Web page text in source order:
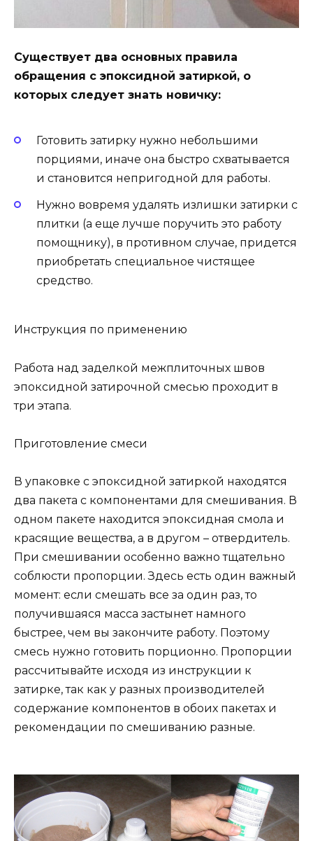
Существует два основных правила
обращения с эпоксидной затиркой, о
которых следует знать новичку:
Готовить затирку нужно небольшими
порциями, иначе она быстро схватывается
и становится непригодной для работы.
Нужно вовремя удалять излишки затирки с
плитки (а еще лучше поручить это работу
помощнику), в противном случае, придется
приобретать специальное чистящее
средство.
Инструкция по применению
Работа над заделкой межплиточных швов
эпоксидной затирочной смесью проходит в
три этапа.
Приготовление смеси
В упаковке с эпоксидной затиркой находятся
два пакета с компонентами для смешивания. В
одном пакете находится эпоксидная смола и
красящие вещества, а в другом – отвердитель.
При смешивании особенно важно тщательно
соблюсти пропорции. Здесь есть один важный
момент: если смешать все за один раз, то
получившаяся масса застынет намного
быстрее, чем вы закончите работу. Поэтому
смесь нужно готовить порционно. Пропорции
рассчитывайте исходя из инструкции к
затирке, так как у разных производителей
содержание компонентов в обоих пакетах и
рекомендации по смешиванию разные.